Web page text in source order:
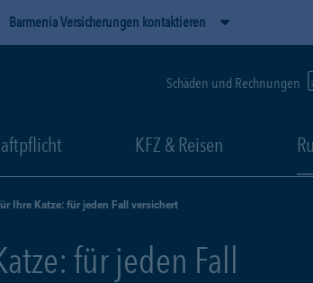
Barmenia Versicherungen kontaktieren
Schäden und Rechnungen
KFZ & Reisen
Ihre Katze: für jeden Fall versichert
für jeden Fall